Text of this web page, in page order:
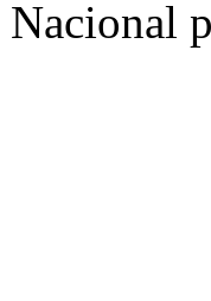
Nacional